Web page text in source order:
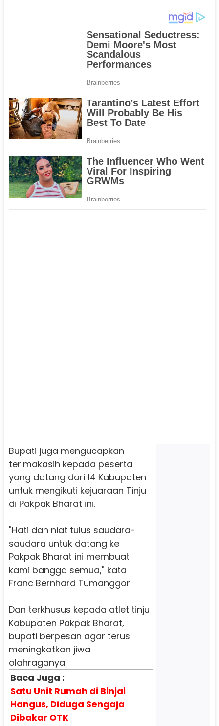
Bupati juga mengucapkan
terimakasih kepada peserta
yang datang dari 14 Kabupaten
untuk mengikuti kejuaraan Tinju
di Pakpak Bharat ini.
"Hati dan niat tulus saudara-
saudara untuk datang ke
Pakpak Bharat ini membuat
kami bangga semua," kata
Franc Bernhard Tumanggor.
Dan terkhusus kepada atlet tinju
Kabupaten Pakpak Bharat,
bupati berpesan agar terus
meningkatkan jiwa
olahraganya.
Baca Juga :
Satu Unit Rumah di Binjai
Hangus, Diduga Sengaja
Dibakar OTK